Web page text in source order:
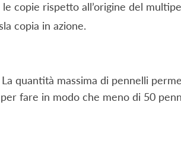
copie rispetto all’origine del
copia in azione.
quantità massima di pennelli
fare in modo che meno di 50